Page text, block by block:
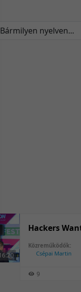
Hackers
Közreműködők:
Csépai Martin
9